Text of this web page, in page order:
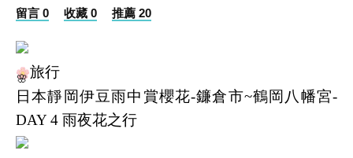
留言 0 收藏 0 推薦 20
🌸旅行
日本靜岡伊豆雨中賞櫻花-鐮倉市~鶴岡八幡宮-
DAY 4 雨夜花之行